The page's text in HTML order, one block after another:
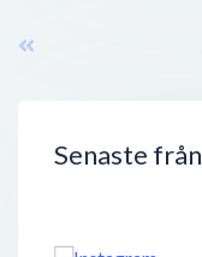
Senaste från